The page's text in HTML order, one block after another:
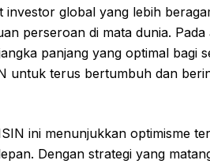
global yang lebih
perseroan di mata dunia.
panjang yang optimal bagi
untuk terus bertumbuh dan
ini menunjukkan optimisme
Dengan strategi yang